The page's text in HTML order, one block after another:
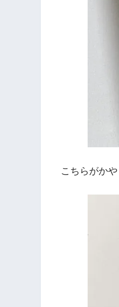
こちらがかや